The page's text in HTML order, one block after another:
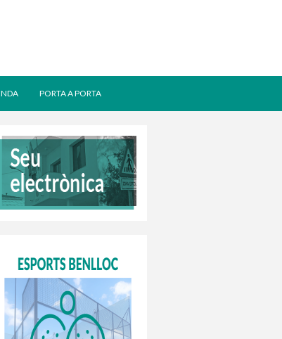
PORTA A PORTA